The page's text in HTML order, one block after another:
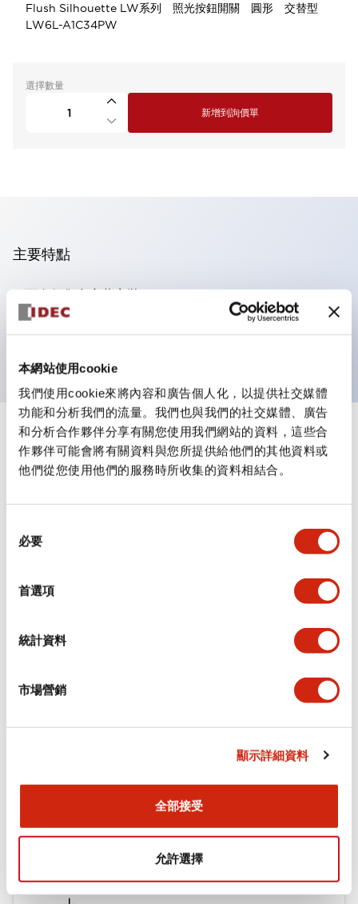
本網站使用cookie
我們使用cookie來將內容和廣告個人化，以提供社交媒體
功能和分析我們的流量。我們也與我們的社交媒體、廣告
和分析合作夥伴分享有關您使用我們網站的資料，這些合
作夥伴可能會將有關資料與您所提供給他們的其他資料或
他們從您使用他們的服務時所收集的資料相結合。
必要
首選項
統計資料
市場營銷
顯示詳細資料
全部接受
允許選擇
Flush Silhouette LW系列 照光按鈕開關 圓形 交替型
LW6L-A1C34PW
選擇數量
新增到詢價單
主要特點
可進行集合密著安裝
附鎖選擇開關採用高安全性的彈子鎖結構
規格 顯示全部
審美規範
安裝和安裝規範
認證與標準
Flush Silhouette LW系列 控制元件 (英文版)
2025/09/19.PDF1.23MB